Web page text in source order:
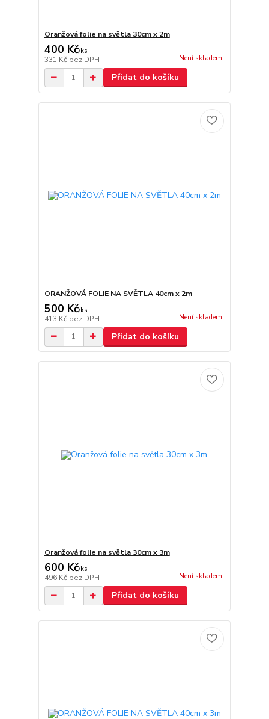
Oranžová folie na světla 30cm x 2m
400 Kč/ks
331 Kč bez DPH Není skladem
Přidat do košíku
ORANŽOVÁ FOLIE NA SVĚTLA 40cm x 2m
500 Kč/ks
413 Kč bez DPH Není skladem
Přidat do košíku
Oranžová folie na světla 30cm x 3m
600 Kč/ks
496 Kč bez DPH Není skladem
Přidat do košíku